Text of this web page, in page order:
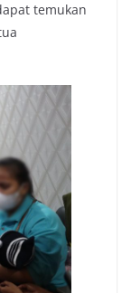
temukan